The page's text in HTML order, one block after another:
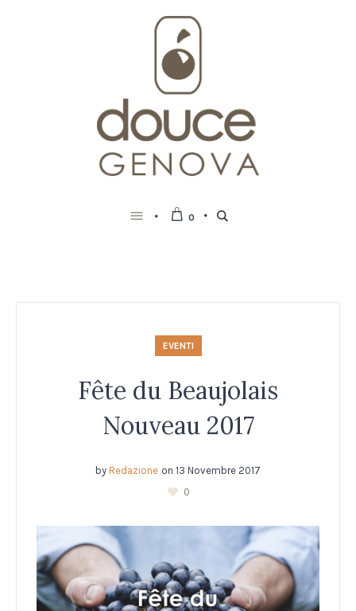
0
EVENTI
Fête du Beaujolais
Nouveau 2017
by Redazione on 13 Novembre 2017
0